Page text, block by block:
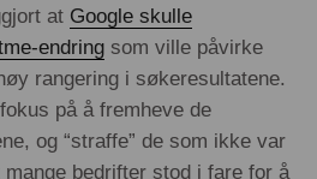
at Google skulle
endring som ville påvirke
rangering i søkeresultatene.
på å fremheve de
og “straffe” de som ikke var
bedrifter stod i fare for å